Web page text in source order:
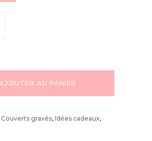
AJOUTER AU PANIER
Couverts gravés, Idées cadeaux,